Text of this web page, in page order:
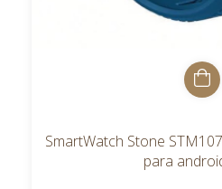
SmartWatch Stone
para